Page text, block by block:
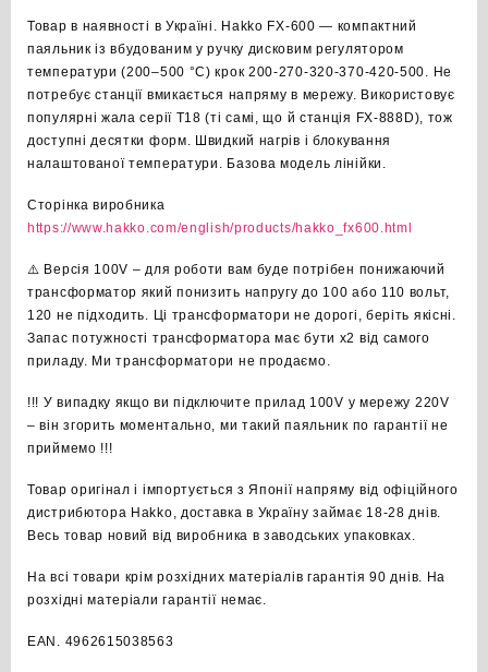
оригінал
Товар в наявності в Україні. Hakko FX-600 — компактний
паяльник із вбудованим у ручку дисковим регулятором
температури (200–500 °C) крок 200-270-320-370-420-500. Не
потребує станції вмикається напряму в мережу. Використовує
популярні жала серії T18 (ті самі, що й станція FX-888D), тож
доступні десятки форм. Швидкий нагрів і блокування
налаштованої температури. Базова модель лінійки.
Сторінка виробника
https://www.hakko.com/english/products/hakko_fx600.html
⚠️ Версія 100V – для роботи вам буде потрібен понижаючий
трансформатор який понизить напругу до 100 або 110 вольт,
120 не підходить. Ці трансформатори не дорогі, беріть якісні.
Запас потужності трансформатора має бути х2 від самого
приладу. Ми трансформатори не продаємо.
!!! У випадку якщо ви підключитеприлад 100V у мережу 220V
– він згорить моментально, ми такий паяльник по гарантії не
приймемо !!!
Товар оригінал і імпортується з Японії напряму від офіційного
дистрибютора Hakko, доставка в Україну займає 18-28 днів.
Весь товар новий від виробника в заводських упаковках.
На всі товари крім розхідних матеріалів гарантія 90 днів. На
розхідні матеріали гарантії немає.
EAN. 4962615038563